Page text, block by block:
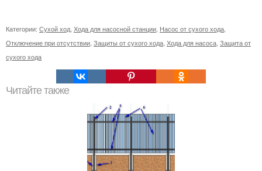
Категории: Сухой ход Хода для насосной станции Насос от сухого хода
Отключение при отсутствии Защиты от сухого хода Хода для насоса Защита от
сухого хода
Читайте также